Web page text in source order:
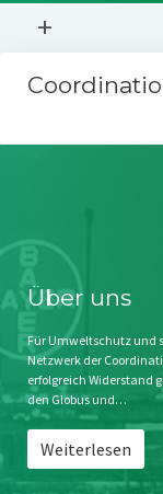
Menü
+
Mitmachen
Kontakt
Impressum
Störfälle
Stichwort BAYER
Jahrestagung
SPENDEN
Über uns
Für Umweltschutz und
Netzwerk der
erfolgreich Widerstand
den Globus und…
Weiterlesen